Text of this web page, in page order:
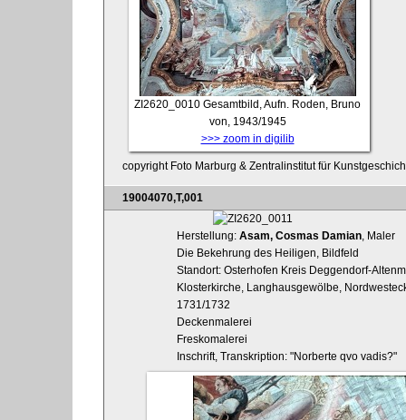
ZI2620_0010 Gesamtbild, Aufn. Roden, Bruno
von, 1943/1945
>>> zoom in digilib
copyright Foto Marburg & Zentralinstitut für
19004070,T,001
Herstellung: Asam, Cosmas Damian, Maler
Die Bekehrung des Heiligen, Bildfeld
Standort: Osterhofen Kreis Deggendorf-
Klosterkirche, Langhausgewölbe,
1731/1732
Deckenmalerei
Freskomalerei
Inschrift, Transkription: "Norberte qvo vadis?"